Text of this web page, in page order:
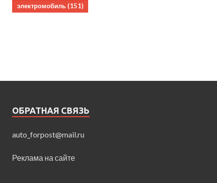
электромобиль (151)
ОБРАТНАЯ СВЯЗЬ
auto_forpost@mail.ru
Реклама на сайте